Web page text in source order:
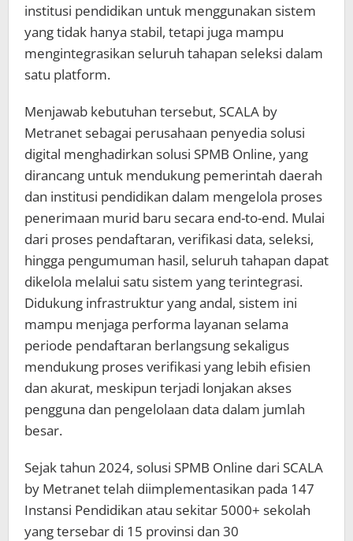
institusi pendidikan untuk menggunakan sistem
yang tidak hanya stabil, tetapi juga mampu
mengintegrasikan seluruh tahapan seleksi dalam
satu platform.
Menjawab kebutuhan tersebut, SCALA by
Metranet sebagai perusahaan penyedia solusi
digital menghadirkan solusi SPMB Online, yang
dirancang untuk mendukung pemerintah daerah
dan institusi pendidikan dalam mengelola proses
penerimaan murid baru secara end-to-end. Mulai
dari proses pendaftaran, verifikasi data, seleksi,
hingga pengumuman hasil, seluruh tahapan dapat
dikelola melalui satu sistem yang terintegrasi.
Didukung infrastruktur yang andal, sistem ini
mampu menjaga performa layanan selama
periode pendaftaran berlangsung sekaligus
mendukung proses verifikasi yang lebih efisien
dan akurat, meskipun terjadi lonjakan akses
pengguna dan pengelolaan data dalam jumlah
besar.
Sejak tahun 2024, solusi SPMB Online dari SCALA
by Metranet telah diimplementasikan pada 147
Instansi Pendidikan atau sekitar 5000+ sekolah
yang tersebar di 15 provinsi dan 30